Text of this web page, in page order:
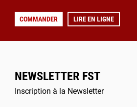
COMMANDER LIRE EN LIGNE
NEWSLETTER FST
Inscription à la Newsletter